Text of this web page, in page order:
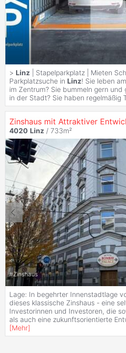
> Linz | Stapelparkplatz | Mieten
Parkplatzsuche in Linz! Sie leben
im Zentrum? Sie bummeln gern
in der Stadt? Sie haben regelmäßig
4020 Linz / 733m²
#Zinshaus
Lage: In begehrter Innenstadtlage
dieses klassische Zinshaus - eine
Investorinnen und Investoren, die
als auch eine zukunftsorientierte
[Mehr]